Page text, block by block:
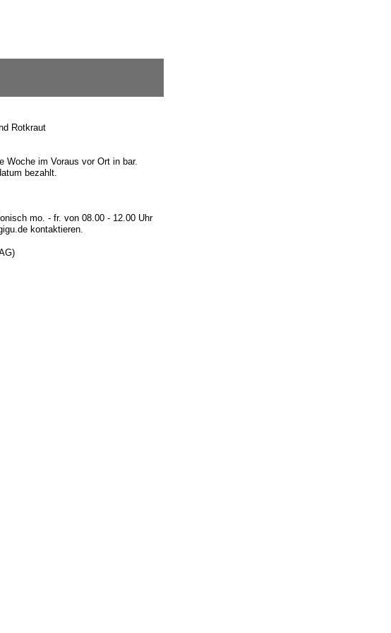
Rotkraut
Woche im Voraus vor Ort in bar.
bezahlt.
mo. - fr. von 08.00 - 12.00 Uhr
kontaktieren.